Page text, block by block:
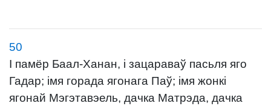
50
І памёр Баал-Ханан, і зацараваў пасьля яго
Гадар; імя горада ягонага Паў; імя жонкі
ягонай Мэгэтавэель, дачка Матрэда, дачка